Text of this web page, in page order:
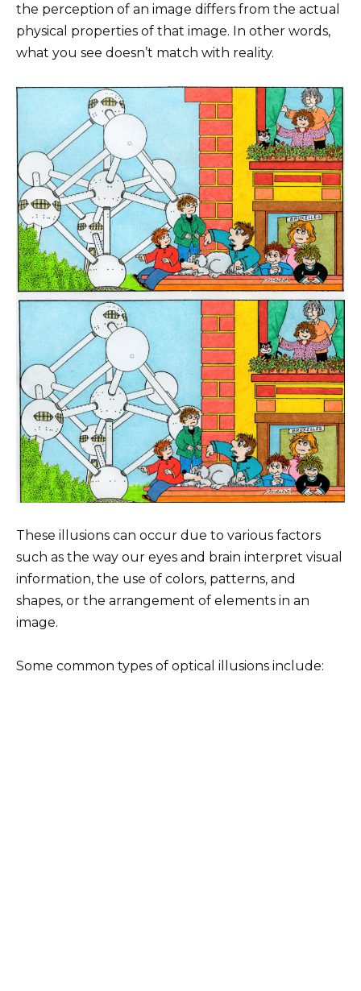
the perception of an image differs from the actual
physical properties of that image. In other words,
what you see doesn’t match with reality.
These illusions can occur due to various factors
such as the way our eyes and brain interpret visual
information, the use of colors, patterns, and
shapes, or the arrangement of elements in an
image.
Some common types of optical illusions include: